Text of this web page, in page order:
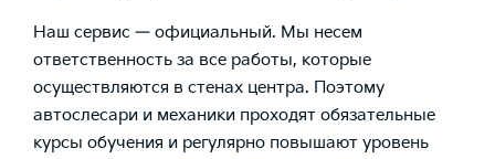
Наш сервис — официальный. Мы несем
ответственность за все работы, которые
осуществляются в стенах центра. Поэтому
автослесари и механики проходят обязательные
курсы обучения и регулярно повышают уровень